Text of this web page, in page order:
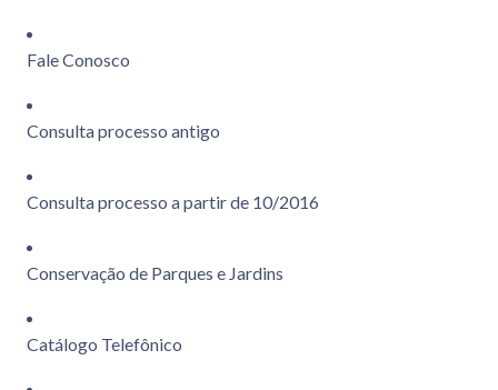
Fale Conosco
Consulta processo antigo
Consulta processo a partir de 10/2016
Conservação de Parques e Jardins
Catálogo Telefônico